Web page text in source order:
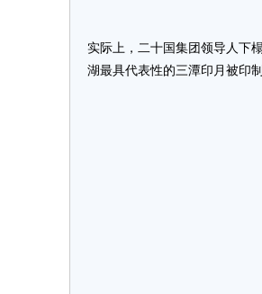
实际上，二十国集团领导人下
湖最具代表性的三潭印月被印